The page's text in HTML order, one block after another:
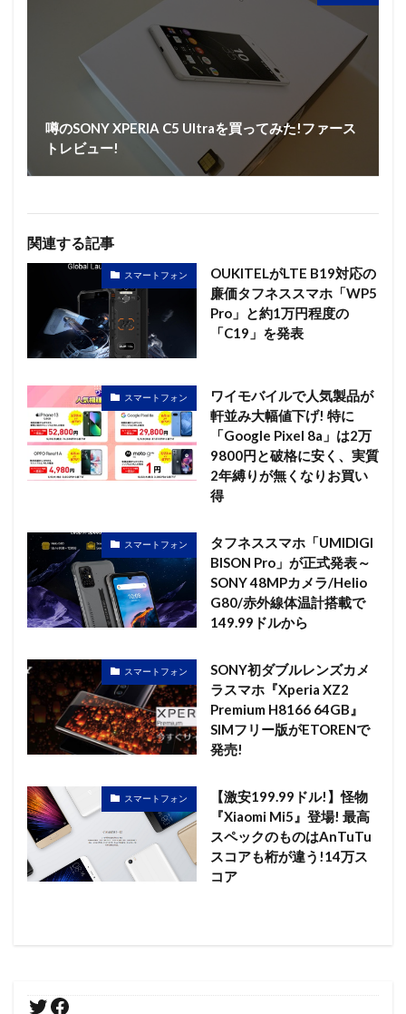
噂のSONY XPERIA C5 Ultraを買ってみた!ファース
トレビュー!
関連する記事
スマートフォン
OUKITELがLTE B19対応の
廉価タフネススマホ「WP5
Pro」と約1万円程度の
「C19」を発表
スマートフォン
ワイモバイルで人気製品が
軒並み大幅値下げ! 特に
「Google Pixel 8a」は2万
9800円と破格に安く、実質
2年縛りが無くなりお買い
得
スマートフォン
タフネススマホ「UMIDIGI
BISON Pro」が正式発表～
SONY 48MPカメラ/Helio
G80/赤外線体温計搭載で
149.99ドルから
スマートフォン
SONY初ダブルレンズカメ
ラスマホ『Xperia XZ2
Premium H8166 64GB』
SIMフリー版がETORENで
発売!
スマートフォン
【激安199.99ドル!】怪物
『Xiaomi Mi5』登場! 最高
スペックのものはAnTuTu
スコアも桁が違う!14万ス
コア